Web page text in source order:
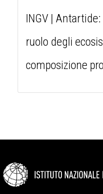
INGV |
ruolo degli
composizione